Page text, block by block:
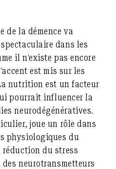
de la démence va
dans les
il n’existe pas encore
est mis sur les
nutrition est un facteur
pourrait influencer la
neurodégénératives.
joue un rôle dans
physiologiques du
réduction du stress
neurotransmetteurs